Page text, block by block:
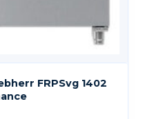
FRPSvg 1402